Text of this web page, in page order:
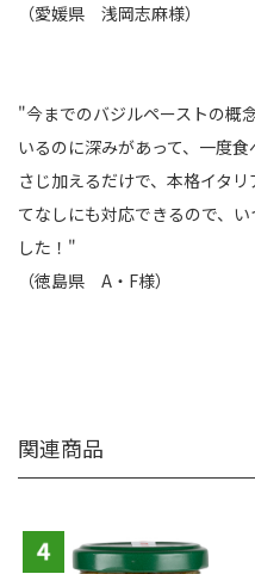
（愛媛県 浅岡志麻様）
"今までのバジルペーストの概
いるのに深みがあって、一度
さじ加えるだけで、本格イタ
てなしにも対応できるので、
した！"
（徳島県 A・F様）
関連商品